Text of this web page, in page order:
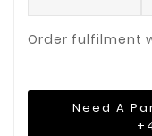
Order fulfilment
Need A